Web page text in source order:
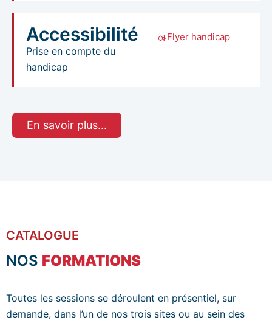
Accessibilité
Prise en compte du
handicap
Flyer handicap
En savoir plus...
CATALOGUE
NOS FORMATIONS
Toutes les sessions se déroulent en présentiel, sur
demande, dans l’un de nos trois sites ou au sein des